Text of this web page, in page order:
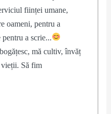
ființei umane,
oameni, pentru a
a scrie...
mă cultiv, învăț
Să fim